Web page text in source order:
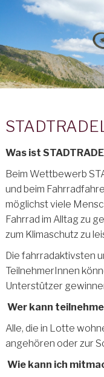
Was ist
Beim Wettbewerb
und beim
möglichst viele
Fahrrad im Alltag zu
zum Klimaschutz zu
Die fahrradaktivsten
TeilnehmerInnen
Unterstützer
Wer kann
Alle, die in Lotte
angehören oder zur
Wie kann ich